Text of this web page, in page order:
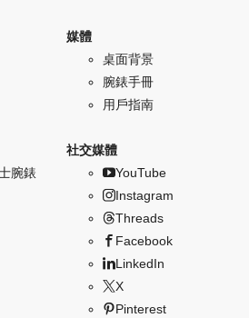
腕錶
媒體
桌面背景
腕錶手冊
用戶指南
社交媒體
YouTube
Instagram
Threads
Facebook
LinkedIn
X
Pinterest